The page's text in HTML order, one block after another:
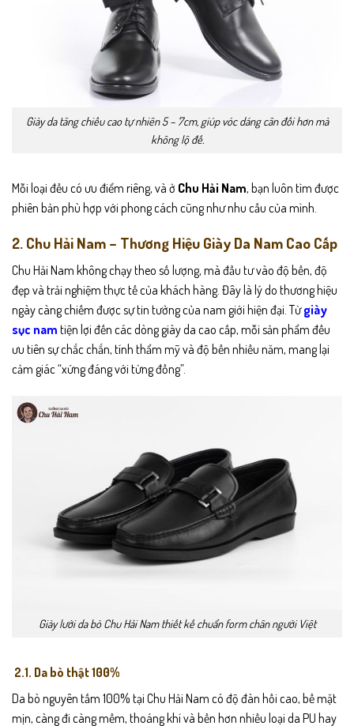
Giày da tăng chiều cao tự nhiên 5 – 7cm, giúp vóc dáng cân đối hơn mà
không lộ đế.
Mỗi loại đều có ưu điểm riêng, và ở Chu Hải Nam, bạn luôn tìm được
phiên bản phù hợp với phong cách cũng như nhu cầu của mình.
2. Chu Hải Nam – Thương Hiệu Giày Da Nam Cao Cấp
Chu Hải Nam không chạy theo số lượng, mà đầu tư vào độ bền, độ
đẹp và trải nghiệm thực tế của khách hàng. Đây là lý do thương hiệu
ngày càng chiếm được sự tin tưởng của nam giới hiện đại. Từgiày
sục nam tiện lợi đến các dòng giày da cao cấp, mỗi sản phẩm đều
ưu tiên sự chắc chắn, tính thẩm mỹ và độ bền nhiều năm, mang lại
cảm giác “xứng đáng với từng đồng”.
Giày lười da bò Chu Hải Nam thiết kế chuẩn form chân người Việt
2.1. Da bò thật 100%
Da bò nguyên tấm 100% tại Chu Hải Nam có độ đàn hồi cao, bề mặt
mịn, càng đi càng mềm, thoáng khí và bền hơn nhiều loại da PU hay